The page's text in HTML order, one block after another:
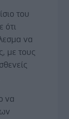
του
ότι
να
με τους
να